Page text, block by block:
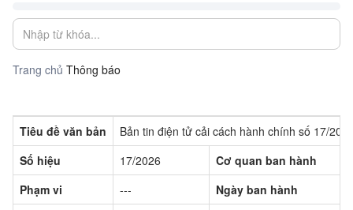
Trang chủ Thông báo
Tiêu đề văn bản
Bản tin điện tử cải cách hành chính số 17/
Số hiệu
17/2026
Cơ quan ban hành
Phạm vi
---
Ngày ban hành